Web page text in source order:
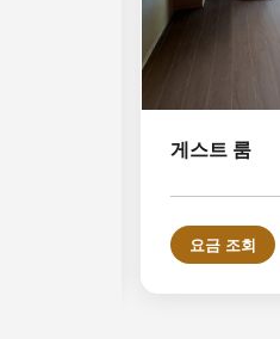
게스트 룸
요금 조회